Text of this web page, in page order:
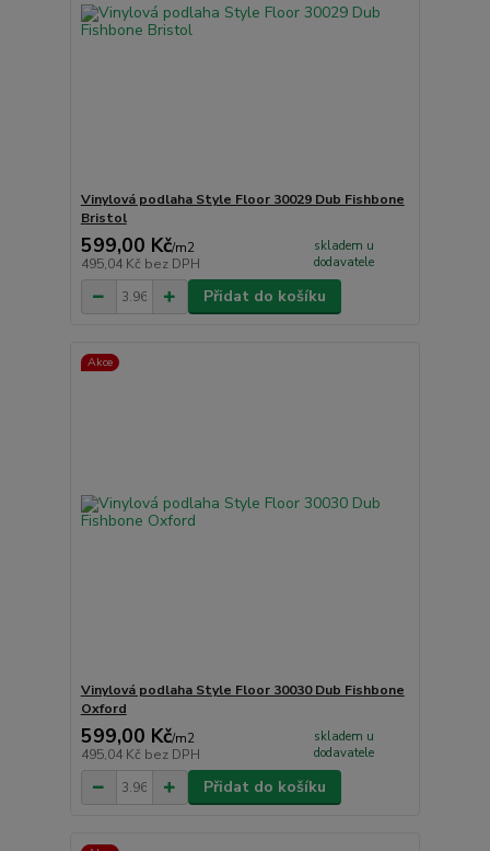
Vinylová podlaha Style Floor 30029 Dub Fishbone
Bristol
599,00 Kč/m2
495,04 Kč bez DPH
skladem u
dodavatele
Přidat do košíku
Akce
Vinylová podlaha Style Floor 30030 Dub Fishbone
Oxford
599,00 Kč/m2
495,04 Kč bez DPH
skladem u
dodavatele
Přidat do košíku